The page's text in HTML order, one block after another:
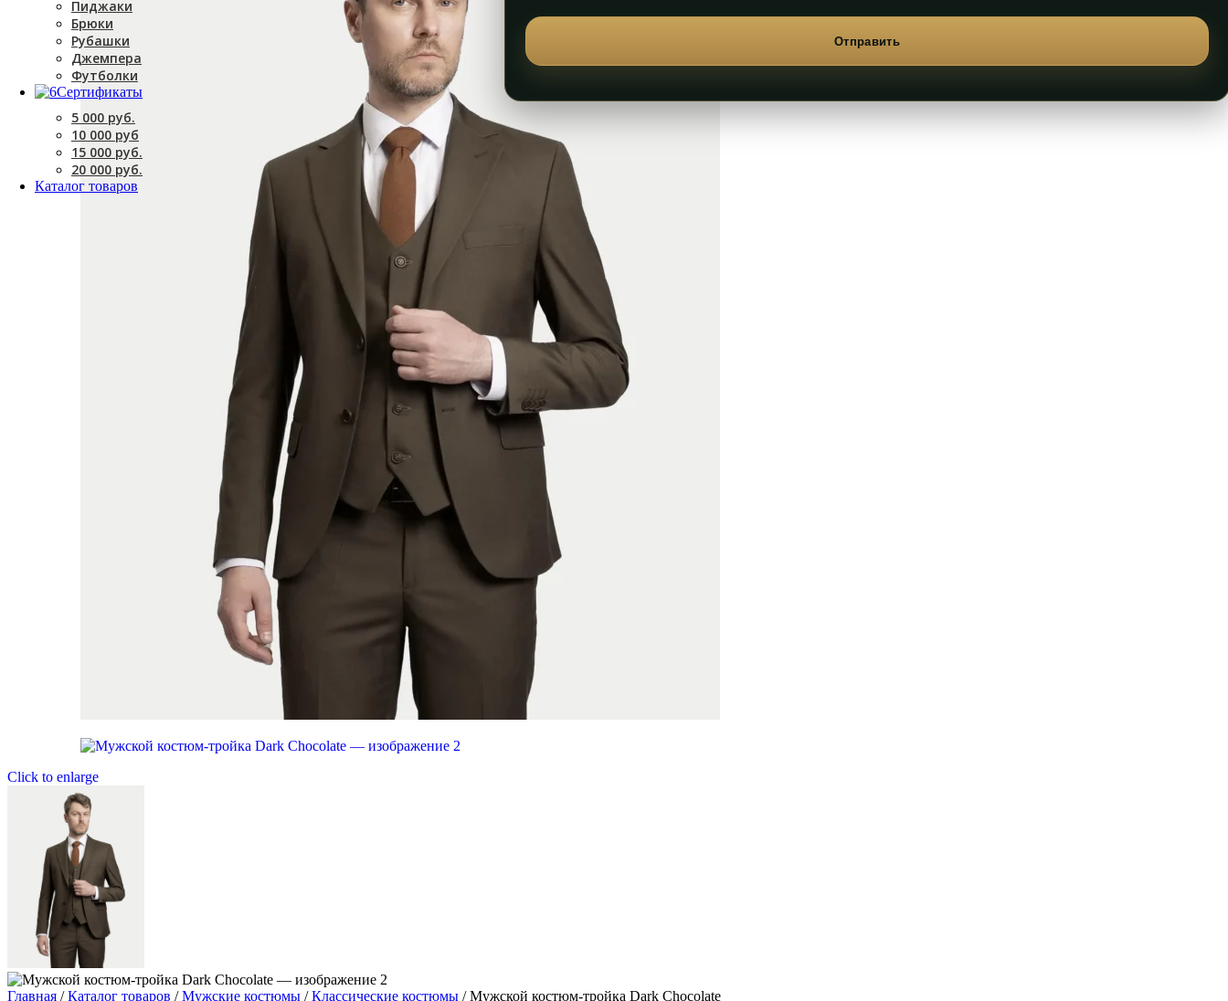
Пиджаки
Брюки
Рубашки
Джемпера
Футболки
Сертификаты
5 000 руб.
10 000 руб
15 000 руб.
20 000 руб.
Каталог товаров
Click to enlarge
Главная / Каталог товаров / Мужские костюмы / Классические костюмы / Мужской костюм-тройка Dark Chocolate